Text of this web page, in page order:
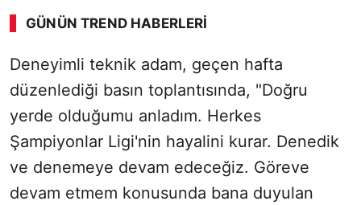
GÜNÜN TREND HABERLERI
SÖZCÜ SON DAKİKA
Deneyimli teknik adam, geçen hafta
düzenlediği basın toplantısında, "Doğru
yerde olduğumu anladım. Herkes
Şampiyonlar Ligi'nin hayalini kurar. Denedik
ve denemeye devam edeceğiz. Göreve
devam etmem konusunda bana duyulan